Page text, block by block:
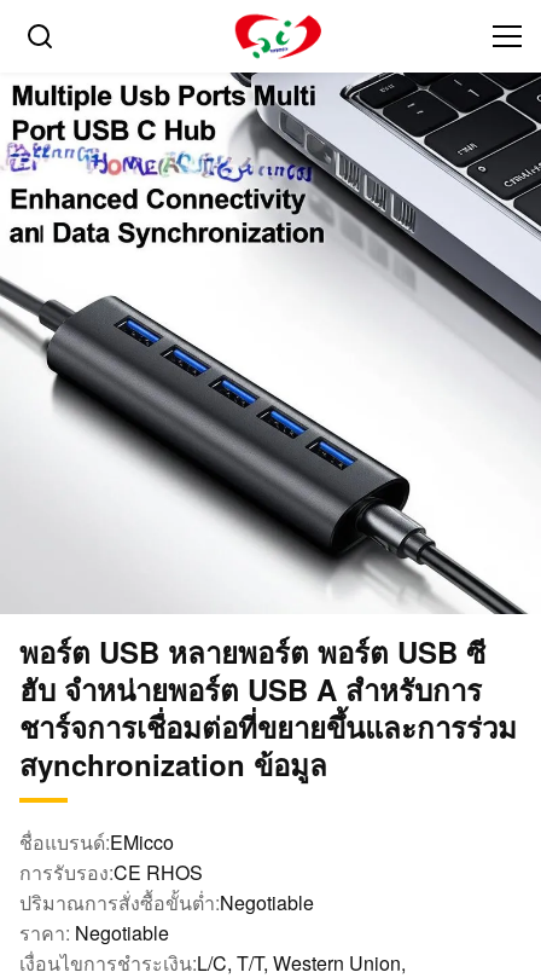
พอร์ต USB หลายพอร์ต พอร์ต USB ซี
ฮับ จําหน่ายพอร์ต USB A สําหรับการ
ชาร์จการเชื่อมต่อที่ขยายขึ้นและการร่วม
สynchronization ข้อมูล
ชื่อแบรนด์:EMicco
การรับรอง:CE RHOS
ปริมาณการสั่งซื้อขั้นต่ำ:Negotiable
ราคา: Negotiable
เงื่อนไขการชำระเงิน:L/C, T/T, Western Union,